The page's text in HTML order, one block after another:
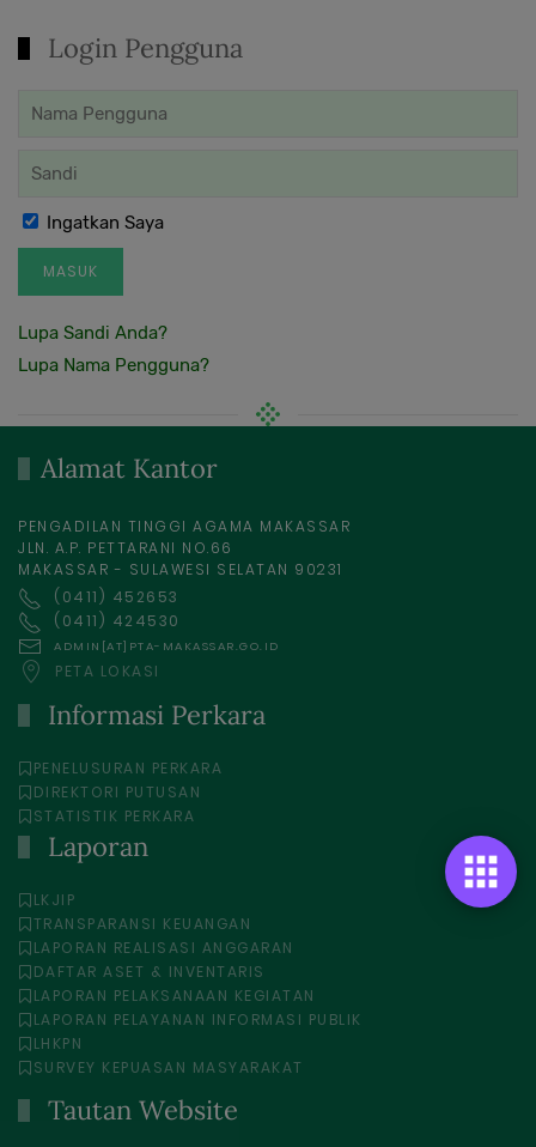
Login Pengguna
Ingatkan Saya
MASUK
Lupa Sandi Anda?
Lupa Nama Pengguna?
Alamat Kantor
PENGADILAN TINGGI AGAMA MAKASSAR
JLN. A.P. PETTARANI NO.66
MAKASSAR - SULAWESI SELATAN 90231
(0411) 452653
(0411) 424530
ADMIN[AT]PTA-MAKASSAR.GO.ID
PETA LOKASI
Informasi Perkara
PENELUSURAN PERKARA
DIREKTORI PUTUSAN
STATISTIK PERKARA
Laporan
LKJIP
TRANSPARANSI KEUANGAN
LAPORAN REALISASI ANGGARAN
DAFTAR ASET & INVENTARIS
LAPORAN PELAKSANAAN KEGIATAN
LAPORAN PELAYANAN INFORMASI PUBLIK
LHKPN
SURVEY KEPUASAN MASYARAKAT
Tautan Website
